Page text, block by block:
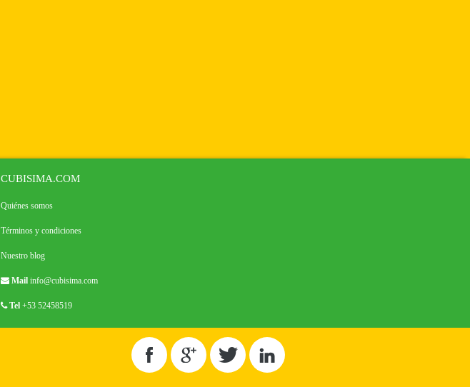
CUBISIMA.COM
Quiénes somos
Términos y condiciones
Nuestro blog
Mail info@cubisima.com
Tel +53 52458519